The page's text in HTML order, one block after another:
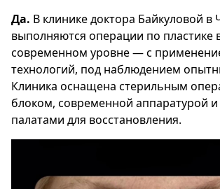
Да. В клинике доктора Байкуловой в
выполняются операции по пластике
современном уровне — с
технологий, под наблюдением
Клиника оснащена стерильным
блоком, современной аппаратурой
палатами для восстановления.